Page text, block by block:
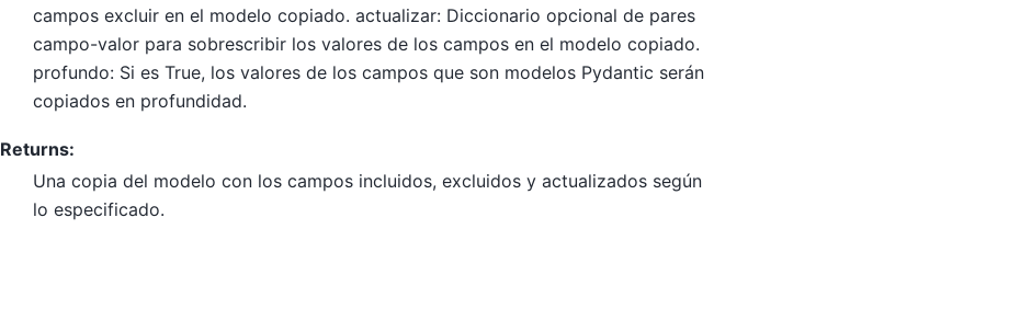
campos excluir en el modelo copiado. actualizar: Diccionario opcional de pares
campo-valor para sobrescribir los valores de los campos en el modelo copiado.
profundo: Si es True, los valores de los campos que son modelos Pydantic serán
copiados en profundidad.
Returns:
Una copia del modelo con los campos incluidos, excluidos y actualizados según
lo especificado.